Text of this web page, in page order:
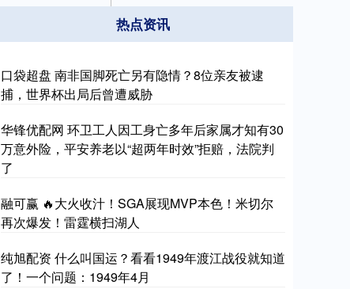
热点资讯
口袋超盘 南非国脚死亡另有隐情？8位亲友被逮
捕，世界杯出局后曾遭威胁
华锋优配网 环卫工人因工身亡多年后家属才知有30
万意外险，平安养老以“超两年时效”拒赔，法院判
了
融可赢 🔥大火收汁！SGA展现MVP本色！米切尔
再次爆发！雷霆横扫湖人
纯旭配资 什么叫国运？看看1949年渡江战役就知道
了！一个问题：1949年4月